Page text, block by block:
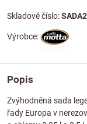
Skladové číslo:
Výrobce:
Popis
Zvýhodněná sada
řady Europa v